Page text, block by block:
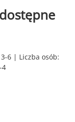
6 | Liczba osób:
4